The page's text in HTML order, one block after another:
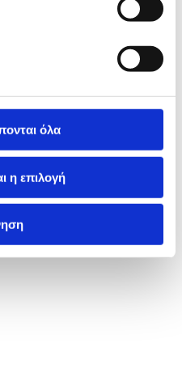
όλα
η επιλογή